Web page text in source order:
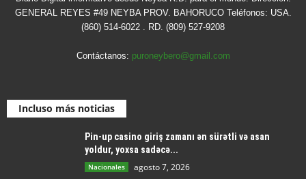
GENERAL REYES #49 NEYBA PROV. BAHORUCO Teléfonos: USA.
(860) 514-6022 . RD. (809) 527-9208
Contáctanos: puroneybero@gmail.com
Incluso más noticias
Pin-up casino giriş zamanı ən sürətli və asan
yoldur, yoxsa sadəcə...
Nacionales agosto 7, 2026